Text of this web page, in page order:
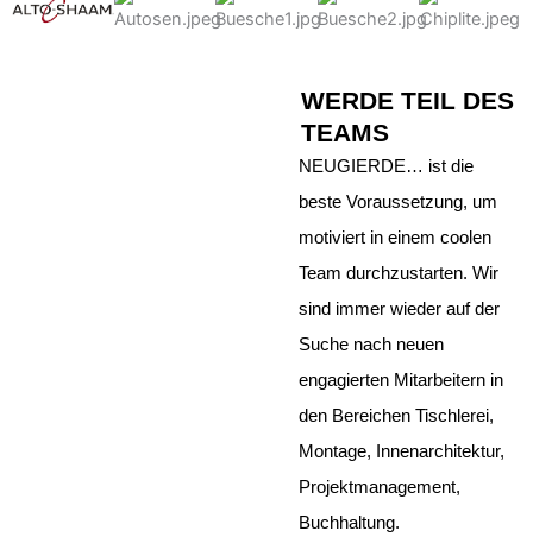
WERDE TEIL DES
TEAMS
NEUGIERDE… ist die
beste Voraussetzung, um
motiviert in einem coolen
Team durchzustarten. Wir
sind immer wieder auf der
Suche nach neuen
engagierten Mitarbeitern in
den Bereichen Tischlerei,
Montage, Innenarchitektur,
Projektmanagement,
Buchhaltung.